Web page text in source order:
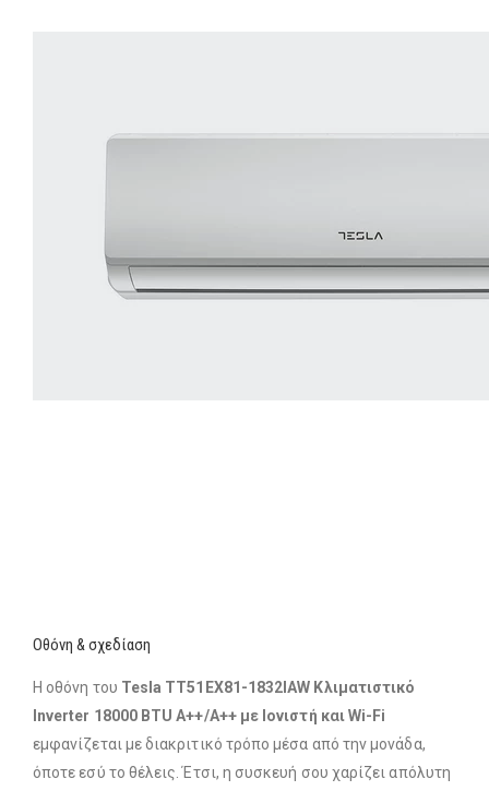
Οθόνη & σχεδίαση
Η οθόνη του Tesla TT51EX81-1832IAW Κλιματιστικό
Inverter 18000 BTU A++/A++ με Ιονιστή και Wi-Fi
εμφανίζεται με διακριτικό τρόπο μέσα από την μονάδα,
όποτε εσύ το θέλεις. Έτσι, η συσκευή σου χαρίζει απόλυτη